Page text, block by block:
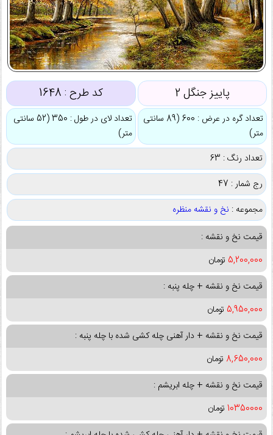
پاییز جنگل 2 کد طرح : 1648
تعداد گره در عرض : 600 (89 سانتی
متر)
تعداد لای در طول : 350 (52 سانتی
متر)
تعداد رنگ : 63
رج شمار : 47
مجموعه : نخ و نقشه منظره
قیمت نخ و نقشه :
5,200,000 تومان
قیمت نخ و نقشه + چله پنبه :
5,950,000 تومان
قیمت نخ و نقشه + دار آهنی چله کشی شده با چله پنبه :
8,650,000 تومان
قیمت نخ و نقشه + چله ابریشم :
10350000 تومان